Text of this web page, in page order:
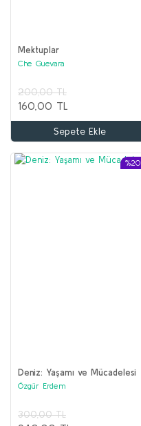
Mektuplar
Che Guevara
200,00 TL
160,00 TL
Sepete Ekle
%20
Deniz: Yaşamı ve Mücadelesi
Özgür Erdem
300,00 TL